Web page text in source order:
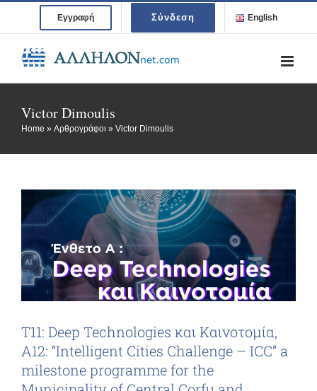
content
Εγγραφή Σύνδεση English
Victor Dimoulis
Home » Αρθρογράφοι » Victor Dimoulis
Τ11: Deep Technologies και Καινοτομία,
Α12: “Intelligent Cities Challenge – ICC” a
milestone programme for the